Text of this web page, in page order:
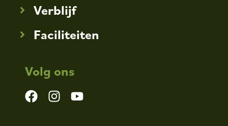
Verblijf
Faciliteiten
Volg ons